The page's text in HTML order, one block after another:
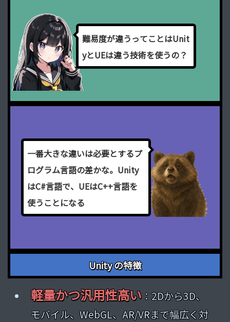
難易度が違うってこ とはUnit
yとUEは違う技術を使うの？
一番大きな違いは必要とするプ
ログラム言語の差かな。 Unity
はC#言語で、 UEはC++言語を
使うこ とになる
Unity の特徴
軽量かつ汎用性高い ：2Dから3D、
モバイル、WebGL、AR/VRまで幅広く対